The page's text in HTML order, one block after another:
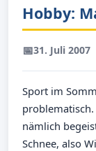
Hobby:
📅31. Juli 2007
Sport im
nämlich
Schnee, also